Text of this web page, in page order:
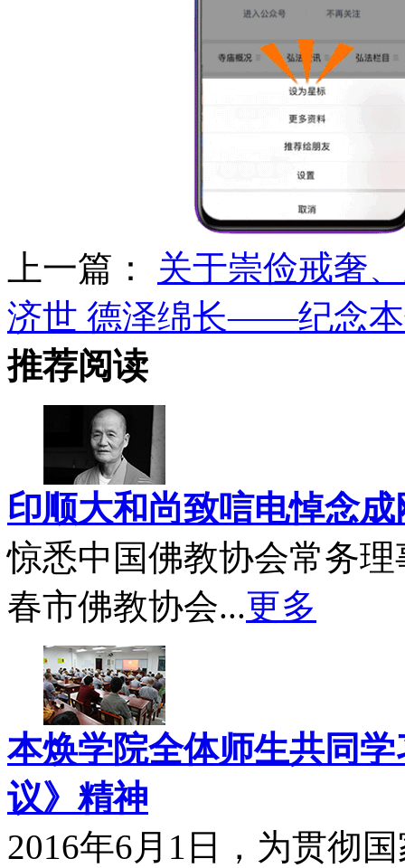
上一篇： 关于崇俭戒奢
济世 德泽绵长——纪念本
推荐阅读
印顺大和尚致唁电悼念成
惊悉中国佛教协会常务
春市佛教协会...更多
本焕学院全体师生共同
议》精神
2016年6月1日，为贯彻